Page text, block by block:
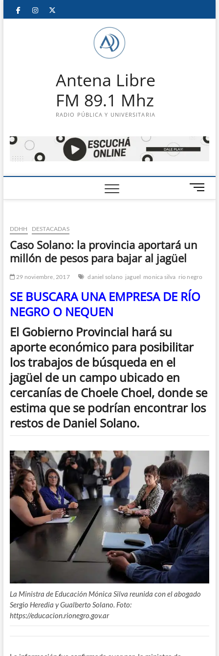
Saltar
FacebookInstagram
Antena Libre
FM 89.1 Mhz
RADIO PÚBLICA Y UNIVERSITARIA
B
o
d
e
ú
DDHH DESTACADAS
Caso Solano: la provincia aportará un
millón de pesos para bajar al jagüel
29 noviembre, 2017 daniel solano jaguel monica silva rio negro
SE BUSCARA UNA EMPRESA DE RÍO
NEGRO O NEQUEN
El Gobierno Provincial hará su
aporte económico para posibilitar
los trabajos de búsqueda en el
jagüel de un campo ubicado en
cercanías de Choele Choel, donde se
estima que se podrían encontrar los
restos de Daniel Solano.
La Ministra de Educación Mónica Silva reunida con el abogado
Sergio Heredia y Gualberto Solano. Foto:
https://educacion.rionegro.gov.ar